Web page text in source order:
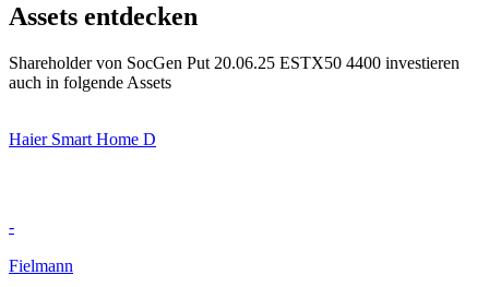
Assets entdecken
Shareholder von SocGen Put 20.06.25 ESTX50 4400 investieren
auch in folgende Assets
Haier Smart Home D
-
Fielmann